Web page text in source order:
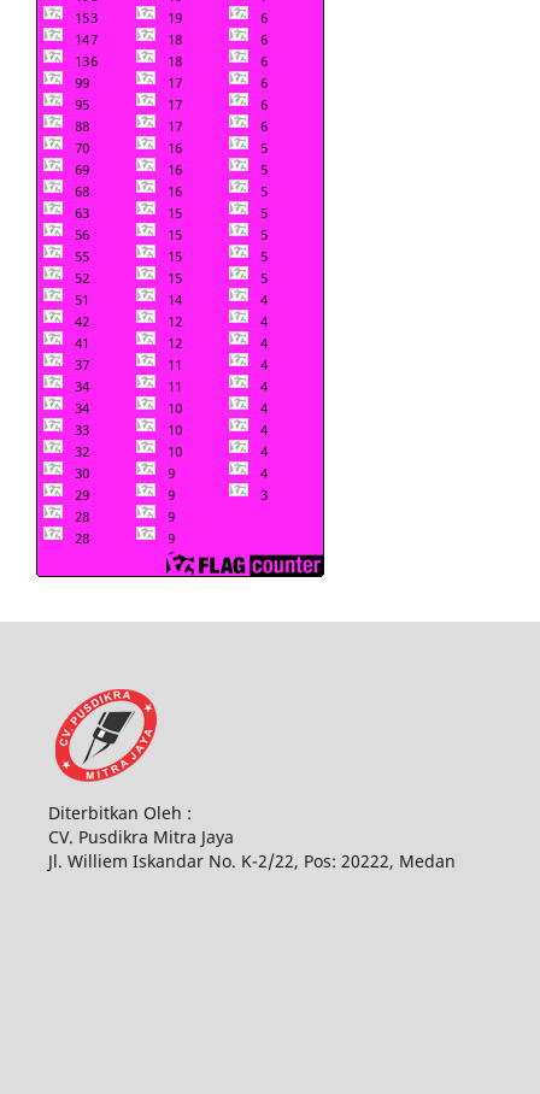
Diterbitkan Oleh :
CV. Pusdikra Mitra Jaya
Jl. Williem Iskandar No. K-2/22, Pos: 20222, Medan